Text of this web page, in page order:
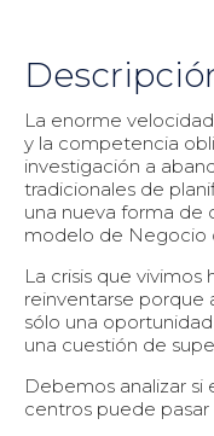
La enorme
y la competencia
investigación a
tradicionales de
una nueva forma de
modelo de Negocio
La crisis que
reinventarse porque
sólo una
una cuestión de
Debemos analizar
centros puede pasar